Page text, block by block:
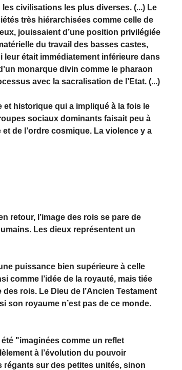
civilisations les plus diverses. (...) Le
très hiérarchisées comme celle de
jouissaient d’une position privilégiée
du travail des basses castes,
était immédiatement inférieure dans
monarque divin comme le pharaon
avec la sacralisation de l’Etat. (...)
historique qui a impliqué à la fois le
sociaux dominants faisait peu à
de l’ordre cosmique. La violence y a
retour, l’image des rois se pare de
Les dieux représentent un
puissance bien supérieure à celle
comme l’idée de la royauté, mais tiée
rois. Le Dieu de l’Ancien Testament
son royaume n’est pas de ce monde.
"imaginées comme un reflet
à l’évolution du pouvoir
régants sur des petites unités, sinon